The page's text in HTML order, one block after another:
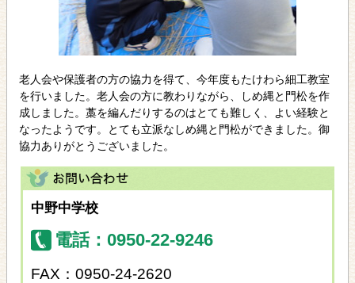
老人会や保護者の方の協力を得て、今年度もたけわら細工教室
を行いました。老人会の方に教わりながら、しめ縄と門松を作
成しました。藁を編んだりするのはとても難しく、よい経験と
なったようです。とても立派なしめ縄と門松ができました。御
協力ありがとうございました。
中野中学校
電話：0950-22-9246
FAX：0950-24-2620